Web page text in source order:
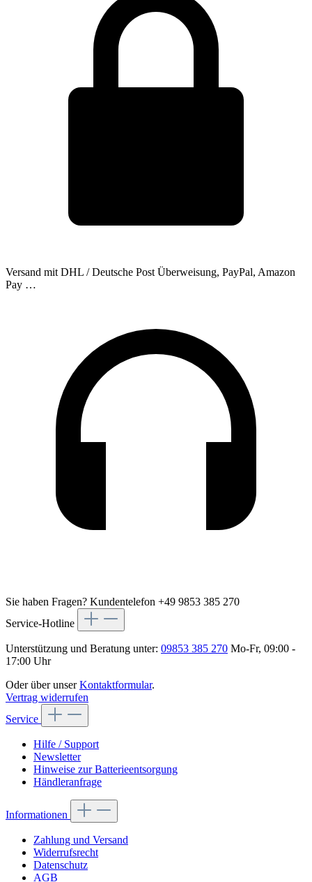
Versand mit DHL / Deutsche Post Überweisung, PayPal, Amazon
Pay …
Sie haben Fragen? Kundentelefon +49 9853 385 270
Service-Hotline
Unterstützung und Beratung unter: 09853 385 270 Mo-Fr, 09:00 -
17:00 Uhr
Oder über unserKontaktformular.
Vertrag widerrufen
Service
Hilfe / Support
Newsletter
Hinweise zur Batterieentsorgung
Händleranfrage
Informationen
Zahlung und Versand
Widerrufsrecht
Datenschutz
AGB